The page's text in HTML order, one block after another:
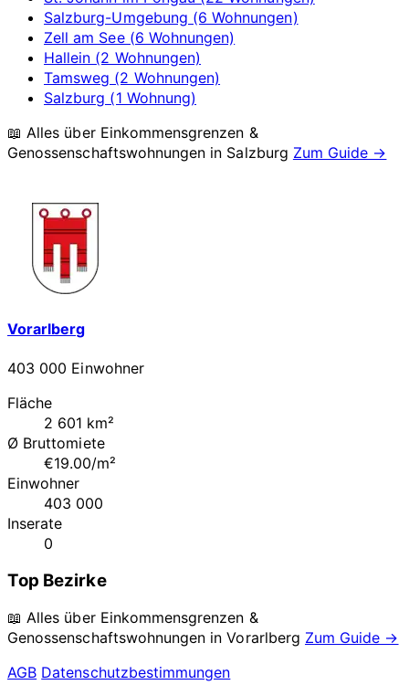
Salzburg-Umgebung (6 Wohnungen)
Zell am See (6 Wohnungen)
Hallein (2 Wohnungen)
Tamsweg (2 Wohnungen)
Salzburg (1 Wohnung)
📖 Alles über Einkommensgrenzen &
Genossenschaftswohnungen in Salzburg Zum Guide →
Vorarlberg
403 000 Einwohner
Fläche
2 601 km²
Ø Bruttomiete
€19.00/m²
Einwohner
403 000
Inserate
0
Top Bezirke
📖 Alles über Einkommensgrenzen &
Genossenschaftswohnungen inVorarlberg Zum Guide →
AGB Datenschutzbestimmungen